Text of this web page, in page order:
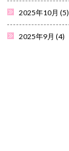
2025年10月 (5)
2025年9月 (4)